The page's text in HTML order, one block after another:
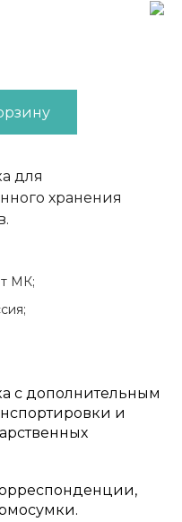
для
хранения
МК;
с дополнительным
и